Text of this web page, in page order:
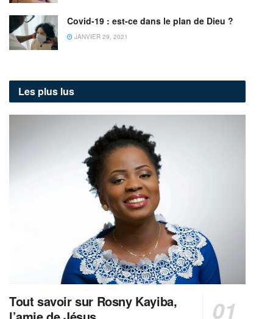
Covid-19 : est-ce dans le plan de Dieu ?
JANVIER 29, 2021
Les plus lus
Tout savoir sur Rosny Kayiba,